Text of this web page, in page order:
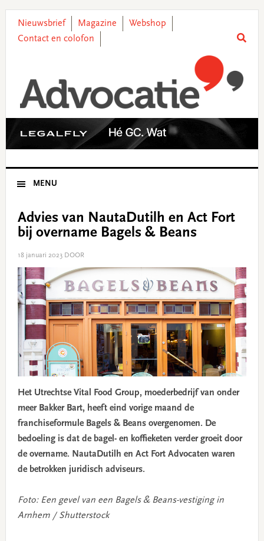
primary
main
primary
footer
Nieuwsbrief Magazine
Webshop
Contact en colofon
MENU
Advies van NautaDutilh en Act Fort
bij overname Bagels & Beans
18 januari 2023DOOR
Het Utrechtse Vital Food Group, moederbedrijf van onder
meer Bakker Bart, heeft eind vorige maand de
franchiseformule Bagels & Beans overgenomen. De
bedoeling is dat de bagel- en koffieketen verder groeit door
de overname. NautaDutilh en Act Fort Advocaten waren
de betrokken juridisch adviseurs.
Foto: Een gevel van een Bagels & Beans-vestiging in
Arnhem / Shutterstock